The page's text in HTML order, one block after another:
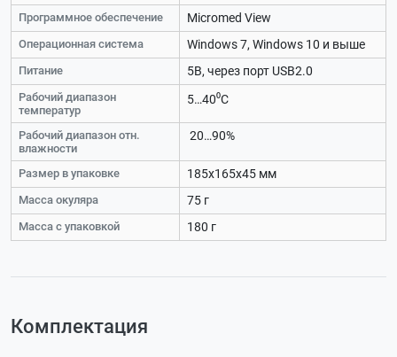
Программное обеспечение Micromed View
Операционная система Windows 7, Windows 10 и выше
Питание 5В, через порт USB2.0
Рабочий диапазон
температур
5…40⁰С
Рабочий диапазон отн.
влажности
20…90%
Размер в упаковке 185х165х45 мм
Масса окуляра 75 г
Масса с упаковкой 180 г
Комплектация